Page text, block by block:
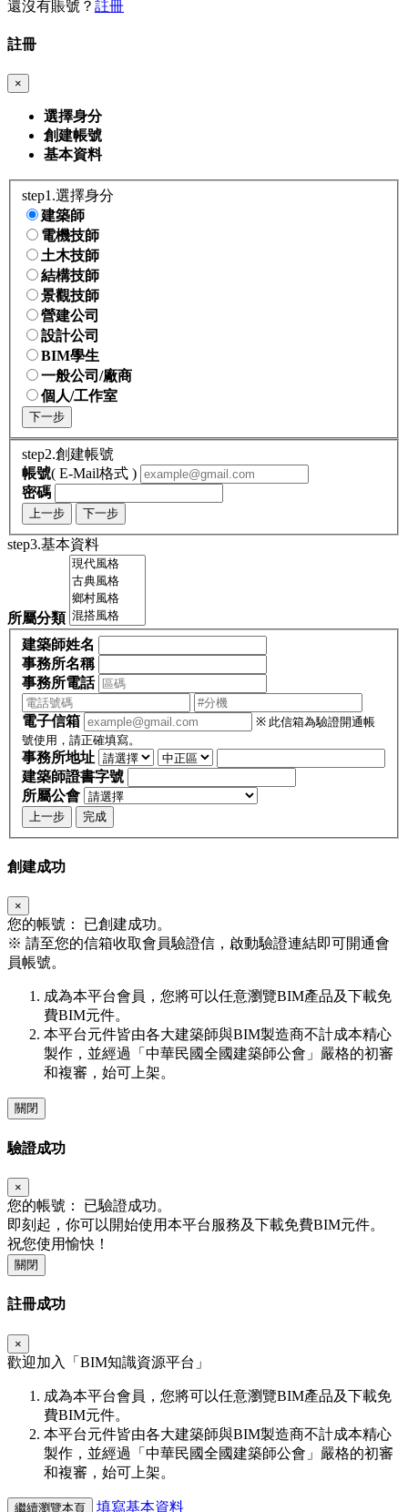
還沒有賬號？ 註冊
註冊
×
選擇身分
創建帳號
基本資料
step1.選擇身分
建築師
電機技師
土木技師
結構技師
景觀技師
營建公司
設計公司
BIM學生
一般公司/廠商
個人/工作室
下一步
step2.創建帳號
帳號( E-Mail格式 )
密碼
上一步 下一步
step3.基本資料
所屬分類
建築師姓名
事務所名稱
事務所電話
電子信箱
※ 此信箱為驗證開通帳
號使用，請正確填寫。
事務所地址
建築師證書字號
所屬公會
上一步 完成
創建成功
×
您的帳號：
已創建成功。
※ 請至您的信箱收取會員驗證信，啟動驗證連結即可開通會
員帳號。
成為本平台會員，您將可以任意瀏覽BIM產品及下載免
費BIM元件。
本平台元件皆由各大建築師與BIM製造商不計成本精心
製作，並經過「中華民國全國建築師公會」嚴格的初審
和複審，始可上架。
關閉
驗證成功
×
您的帳號：
已驗證成功。
即刻起，你可以開始使用本平台服務及下載免費BIM元件。
祝您使用愉快！
關閉
註冊成功
×
歡迎加入「 BIM知識資源平台」
成為本平台會員，您將可以任意瀏覽BIM產品及下載免
費BIM元件。
本平台元件皆由各大建築師與BIM製造商不計成本精心
製作，並經過「中華民國全國建築師公會」嚴格的初審
和複審，始可上架。
繼續瀏覽本頁 填寫基本資料